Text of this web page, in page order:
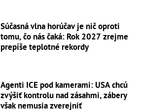
Súčasná vlna horúčav je nič oproti
tomu, čo nás čaká: Rok 2027 zrejme
prepíše teplotné rekordy
Agenti ICE pod kamerami: USA chcú
zvýšiť kontrolu nad zásahmi, zábery
však nemusia zverejniť